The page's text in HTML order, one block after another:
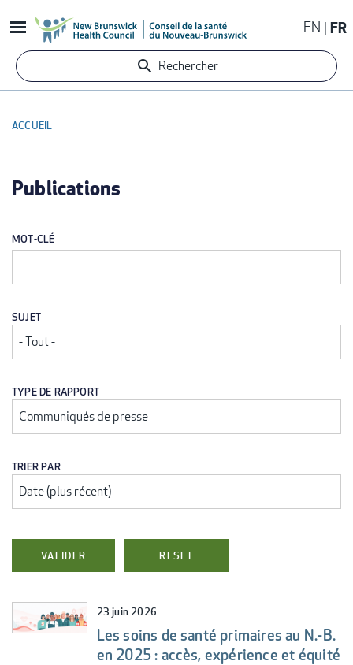
au
contenu
principal
EN FR
Rechercher
D'ARIANE
ACCUEIL
Publications
MOT-CLÉ
SUJET
TYPE DE RAPPORT
TRIER PAR
23 juin 2026
Les soins de santé primaires au N.-B.
en 2025 : accès, expérience et équité